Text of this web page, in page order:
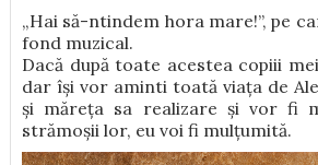
„Hai să-ntindem hora mare!”, pe
fond muzical.
Dacă după toate acestea copiii
dar își vor aminti toată viața de
și măreța sa realizare și vor fi
strămoșii lor, eu voi fi mulțumită.